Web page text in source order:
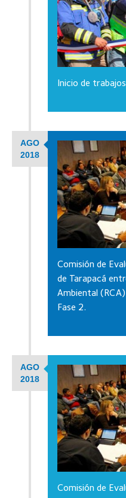
Inicio de
AGO
2018
Comisión de
de Tarapacá
Ambiental
Fase 2.
AGO
2018
Comisión de